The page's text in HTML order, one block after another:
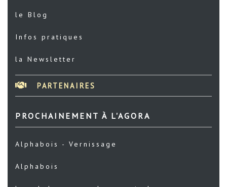
le Blog
Infos pratiques
la Newsletter
PARTENAIRES
PROCHAINEMENT À L'AGORA
Alphabois - Vernissage
Alphabois